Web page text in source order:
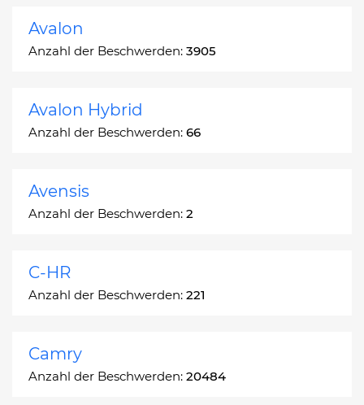
Avalon
Anzahl der Beschwerden: 3905
Avalon Hybrid
Anzahl der Beschwerden: 66
Avensis
Anzahl der Beschwerden: 2
C-HR
Anzahl der Beschwerden: 221
Camry
Anzahl der Beschwerden: 20484